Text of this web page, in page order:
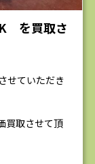
を買取さ
ていただき
買取させて頂